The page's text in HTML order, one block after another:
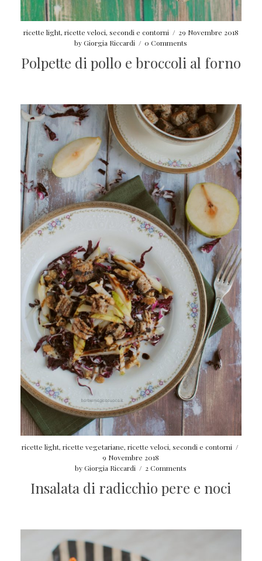
ricette light, ricette veloci, secondi e contorni / 29 Novembre 2018
byGiorgia Riccardi / 0 Comments
Polpette di pollo e broccoli al forno
ricette light,ricette vegetariane,ricette veloci,secondi e contorni /
9 Novembre 2018
byGiorgia Riccardi / 2 Comments
Insalata di radicchio pere e noci